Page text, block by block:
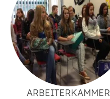
ARBEITERKAMMER